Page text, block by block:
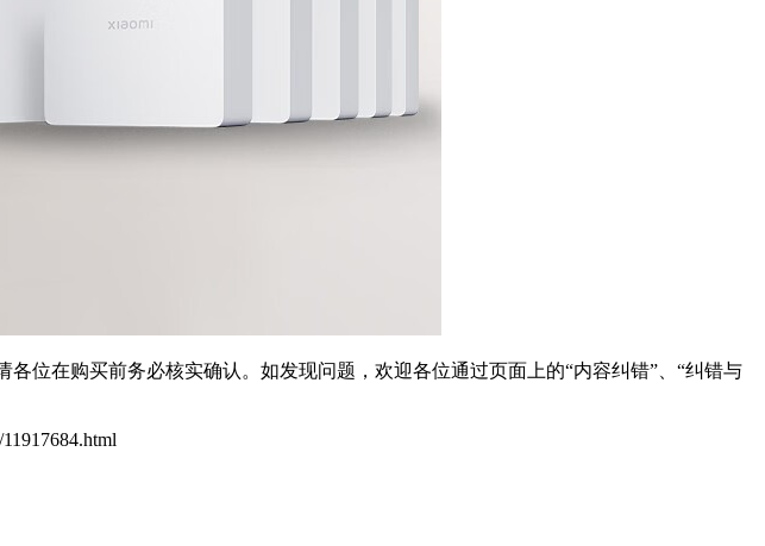
位在购买前务必核实确认。如发现问题，欢迎各位通过页面上的“内容纠错”、“纠错与